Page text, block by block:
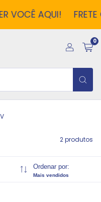
VOCÊ AQUI! FRETE
0
2 produtos
Ordenar por:
Mais vendidos